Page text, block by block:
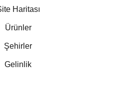
Haritası
Ürünler
Şehirler
Gelinlik